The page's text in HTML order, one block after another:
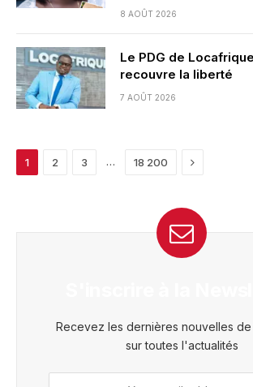
8 AOÛT 2026
Le PDG de
recouvre la liberté
7 AOÛT 2026
1 2 3 … 18 200 Next
Recevez les dernières nouvelles de
sur toutes l'actualités